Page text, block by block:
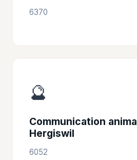
6370
🔮
Communication
Hergiswil
6052